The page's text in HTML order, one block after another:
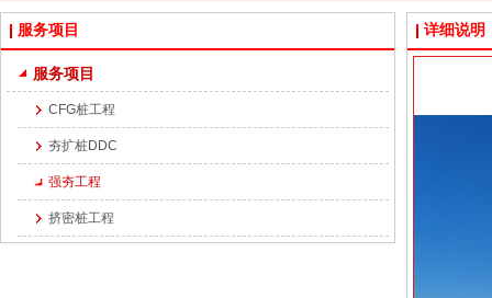
服务项目
服务项目
CFG桩工程
夯扩桩DDC
强夯工程
挤密桩工程
详细说明